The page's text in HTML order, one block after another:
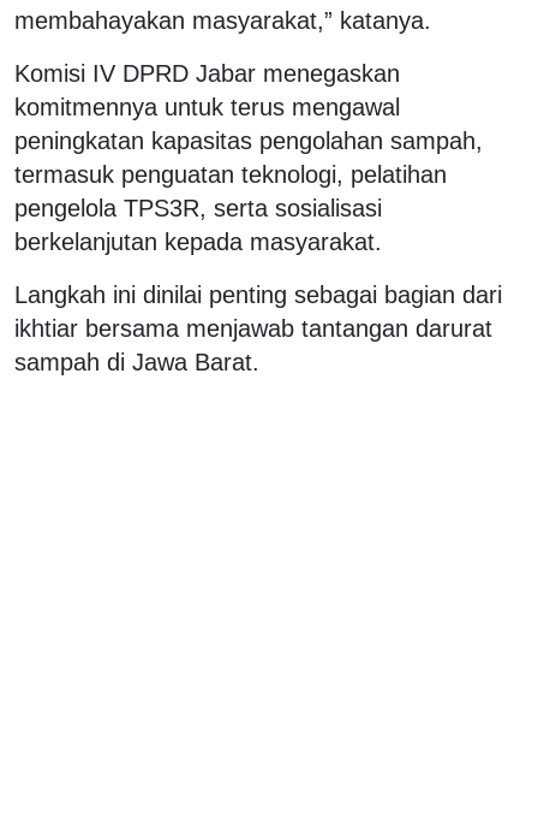
membahayakan masyarakat,” katanya.
Komisi IV DPRD Jabar menegaskan
komitmennya untuk terus mengawal
peningkatan kapasitas pengolahan sampah,
termasuk penguatan teknologi, pelatihan
pengelola TPS3R, serta sosialisasi
berkelanjutan kepada masyarakat.
Langkah ini dinilai penting sebagai bagian dari
ikhtiar bersama menjawab tantangan darurat
sampah di Jawa Barat.